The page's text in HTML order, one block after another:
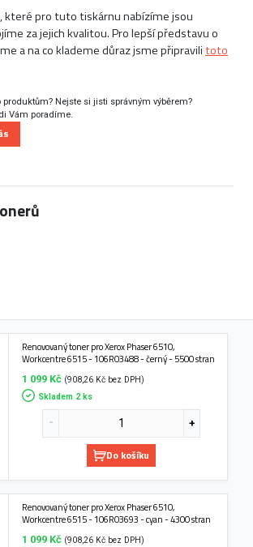
které pro tuto tiskárnu nabízíme jsou
za jejich kvalitou. Pro lepší představu o
a na co klademe důraz jsme připravilitoto
produktům? Nejste si jisti správným výběrem?
Vám poradíme.
Renovovaný toner pro Xerox Phaser 6510,
Workcentre 6515 - 106R03488 - černý - 5500 stran
1 099 Kč (908,26 Kč bez DPH)
Skladem 2 ks
Do košíku
Renovovaný toner pro Xerox Phaser 6510,
Workcentre 6515 - 106R03693 - cyan - 4300 stran
1 099 Kč (908,26 Kč bez DPH)